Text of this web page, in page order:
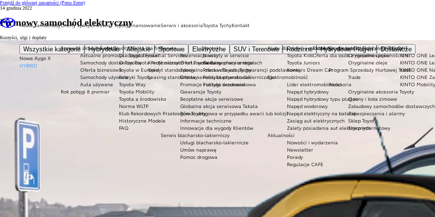
Przejdź do głównej zawartości (Press Enter)
Nowe samochody
Wszystkie kategorie Hybrydowe Miejskie Sportowe Elektryczne SUV i Terenowe Rodzinne Hybrydowe Plug-in
Dostawcze
Nowe Aygo X
HYBRID
Oferty specjalne
Sprawdź aktualne oferty
Aktualne promocje
Samochody dostawcze Toyota Professional
Oferta biznesowa
Samochody używane
Auta używane
Rok potęgi 8 premier
Ekobonus dla hybryd Toyoty
Oferta dla osób z niepełnosprawnościami
Świat Toyoty
Świat Toyoty
Dlaczego Toyota?
O Toyocie
Toyota w Europie
Fabryki Toyoty
Toyota Way
Toyota Mobility
Toyota a środowisko
Norma WLTP
Klub Rekordowych Przebiegów Toyoty
Historyczne Modele
FAQ
Kluby dla dzieci i młodzieży
Toyota Kids
Toyota Juniors
Konkurs Dream Car
Elektromobilność
Lider elektromobilności
Napęd hybrydowy
Napęd hybrydowy typu plug-in
Napęd wodorowy
Napęd elektryczny na baterię
Zasięg aut elektrycznych
Zalety posiadania aut elektrycznych
Aktualności
Nowości i wydarzenia
Newsletter
Porady
Regulacje CAFE
Finansowanie
Oferta dla firm
Toyota Financial Services
Kredyt niższych rat Toyota Easy
Kredyt standardowy
Leasing standardowy
KINTO ONE
KINTO ONE
KINTO ONE
KINTO ONE
KINTO ONE
KINTO Mobility
Serwis i akcesoria
Serwis
Rezerwacja wizyty w serwisie
Oferta serwisu mechanicznego
Specjalna oferta dla aut po gwarancji podstawowej
Oferta serwisu blacharsko-lakierniczego
Promocje i usługi sezonowe
Gwarancje Toyoty
Bezpłatne akcje serwisowe
Globalna akcja serwisowa Takata
Pomoc drogowa w przypadku awarii lub kolizji
Informacje techniczne
Innowacje dla wygody Klientów
Serwis blacharsko-lakierniczy
Usługi blacharsko-lakiernicze
Umów naprawę
Pomoc drogowa
Oryginalne części i oleje Toyoty
Oryginalne części
Oryginalne oleje
Program Sprzedaży Hurtowej Trade
Trade
Akcesoria
Oryginalne akcesoria Toyoty
Opony i koła zimowe
Zabudowy samochodów dostawczych
Zabezpieczenia i alarmy
Sklep Toyoty
Sklep internetowy
Toyota Tychy
Kontakt
Newsy
Godziny pracy w działach
Praca w Toyota Tychy
Polityka prywatności
Polityka środowiskowa
Kontakt
14 grudnia 2022
Firmowy samochód elektryczny
Korzyści, ulgi i dopłaty